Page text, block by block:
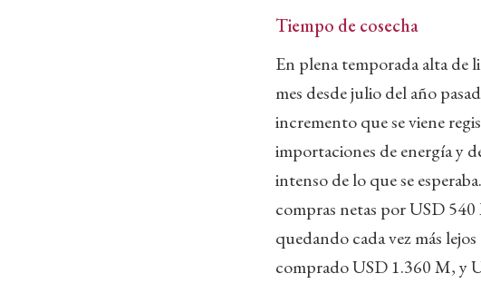
Tiempo de cosecha
En plena temporada alta de
mes desde julio del año
incremento que se viene
importaciones de energía y
intenso de lo que se
compras netas por USD
quedando cada vez más
comprado USD 1.360 M, y